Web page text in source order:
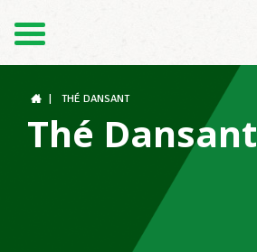
DE
Structures syndicales
THÉ DANSANT
Thé Dansant